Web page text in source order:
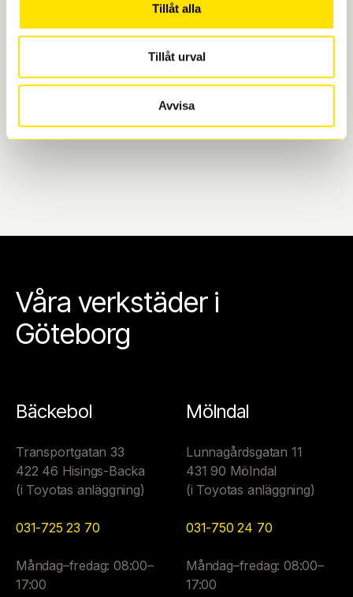
Tillåt alla
Tillåt urval
Avvisa
När du beställer dina nya däck eller fälgar hos oss
levereras de direkt till någon av våra däckverkstäder i
Göteborg. Välj mellan Hisingen (Bäckebol) eller
Mölndal. I beställningen anger du datum och tid för
vi till att de uppfyller alla krav för en säker körning.
Våra verkstäder i
Göteborg
Bäckebol
Transportgatan 33
422 46 Hisings-Backa
(i Toyotas anläggning)
031-725 23 70
Måndag–fredag: 08:00–
17:00
Mölndal
Lunnagårdsgatan 11
431 90 Mölndal
(i Toyotas anläggning)
031-750 24 70
Måndag–fredag: 08:00–
17:00